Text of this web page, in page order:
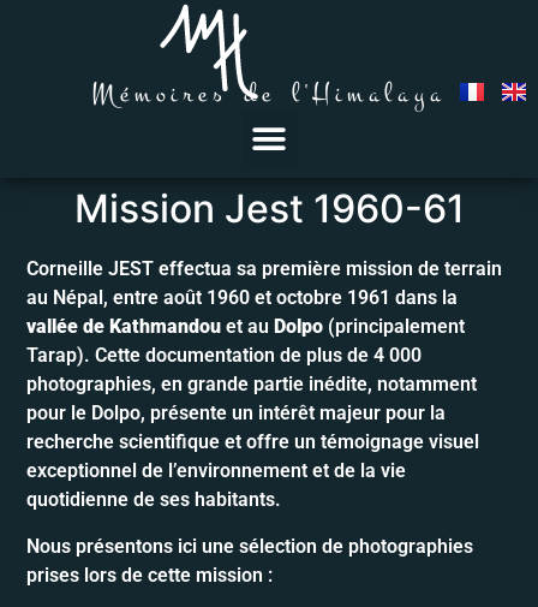
Mémoires de l'Himalaya
Jest 1960-61
Mission Jest 1960-61
Corneille JEST effectua sa première mission de terrain
au Népal, entre août 1960 et octobre 1961 dans la
vallée de Kathmandou et au Dolpo (principalement
Tarap). Cette documentation de plus de 4 000
photographies, en grande partie inédite, notamment
pour le Dolpo, présente un intérêt majeur pour la
recherche scientifique et offre un témoignage visuel
exceptionnel de l’environnement et de la vie
quotidienne de ses habitants.
Nous présentons ici une sélection de photographies
prises lors de cette mission :